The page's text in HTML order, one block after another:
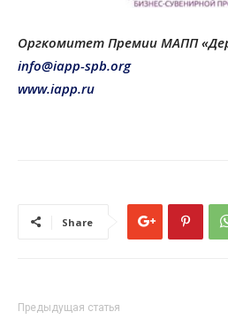
Оргкомитет Премии МАПП
info@iapp-spb.org
www.iapp.ru
Share
Предыдущая статья